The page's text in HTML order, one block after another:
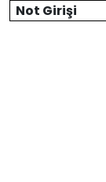
Not Girişi